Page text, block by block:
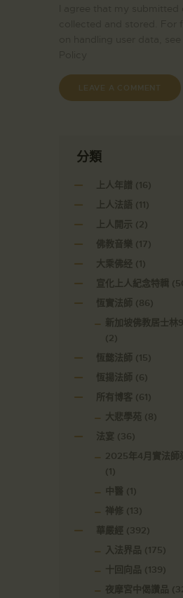
分類
上人年譜 (16)
上人法語 (11)
上人開示 (2)
佛教音樂 (17)
大乘佛经 (1)
宣化上人紀念特輯
恆實法師 (86)
新加坡佛教居士林
(2)
恆懿法師 (15)
恆揚法師 (6)
所有博客 (61)
大悲學苑 (8)
法宴 (36)
2025年4月實法師
(1)
中醫 (1)
禅修 (13)
華嚴經 (392)
入法界品 (175)
十回向品 (139)
夜摩宮中偈讚品